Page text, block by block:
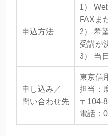
申込方法
1）
FAXま
2） 希
受講が
3） 当
申し込み／
問い合わせ先
東京信
担当：
〒104-
電話：